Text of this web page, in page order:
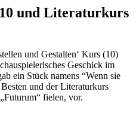
und Literaturkurs
und Gestalten‘ Kurs (10)
Geschick im
ein Stück namens “Wenn sie
und der Literaturkurs
fielen, vor.